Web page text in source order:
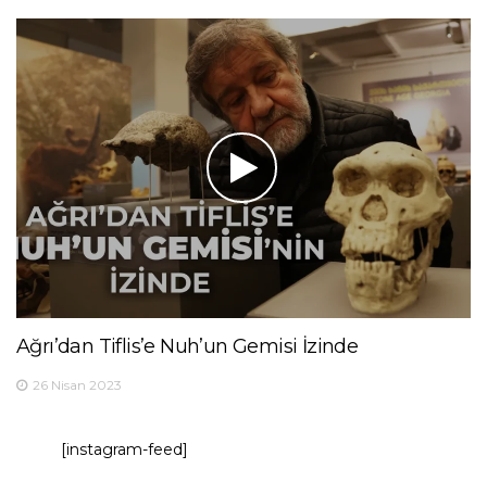
Ağrı’dan Tiflis’e Nuh’un Gemisi İzinde
26 Nisan 2023
[instagram-feed]